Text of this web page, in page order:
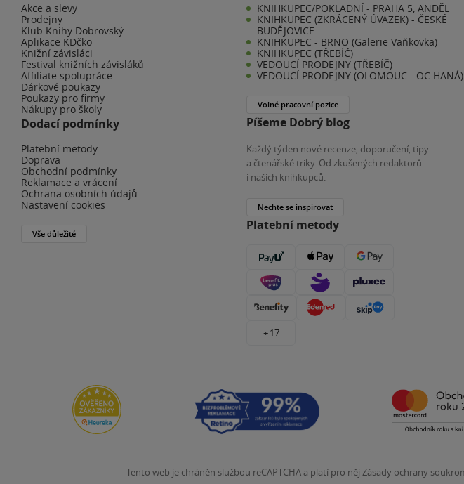
Akce a slevy
Prodejny
Klub Knihy Dobrovský
Aplikace KDčko
Knižní závisláci
Festival knižních závisláků
Affiliate spolupráce
Dárkové poukazy
Poukazy pro firmy
Nákupy pro školy
Dodací podmínky
Platební metody
Doprava
Obchodní podmínky
Reklamace a vrácení
Ochrana osobních údajů
Nastavení cookies
Vše důležité
KNIHKUPEC/POKLADNÍ - PRAHA 5, ANDĚL
KNIHKUPEC (ZKRÁCENÝ ÚVAZEK) - ČESKÉ
BUDĚJOVICE
KNIHKUPEC - BRNO (Galerie Vaňkovka)
KNIHKUPEC (TŘEBÍČ)
VEDOUCÍ PRODEJNY (TŘEBÍČ)
VEDOUCÍ PRODEJNY (OLOMOUC - OC HANÁ)
Volné pracovní pozice
Píšeme Dobrý blog
Každý týden nové recenze, doporučení, tipy
a čtenářské triky. Od zkušených redaktorů
i našich knihkupců.
Nechte se inspirovat
Platební metody
+ 17
Tento web je chráněn službou reCAPTCHA a platí pro něj Zásady ochrany